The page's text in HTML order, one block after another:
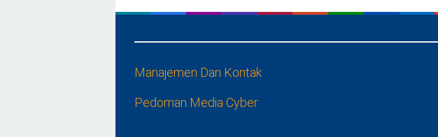
Manajemen Dan Kontak
Pedoman Media Cyber